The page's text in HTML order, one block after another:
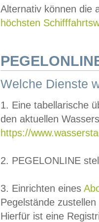
Alternativ können die
höchsten
Welche Dienste
1. Eine tabellarische
den aktuellen
https://
2. PEGELONLINE
3. Einrichten eines
Pegelstände
Hierfür ist eine